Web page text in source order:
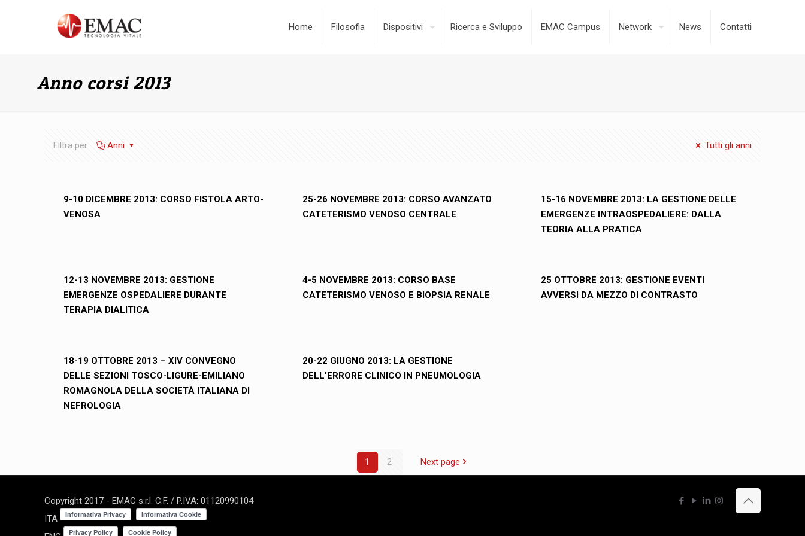
Home Filosofia Dispositivi Ricerca e Sviluppo EMAC Campus Network News Contatti
Anno corsi 2013
Filtra per Anni Tutti gli anni
9-10 DICEMBRE 2013: CORSO FISTOLA ARTO-
VENOSA
25-26 NOVEMBRE 2013: CORSO AVANZATO
CATETERISMO VENOSO CENTRALE
15-16 NOVEMBRE 2013: LA GESTIONE DELLE
EMERGENZE INTRAOSPEDALIERE: DALLA
TEORIA ALLA PRATICA
12-13 NOVEMBRE 2013: GESTIONE
EMERGENZE OSPEDALIERE DURANTE
TERAPIA DIALITICA
4-5 NOVEMBRE 2013: CORSO BASE
CATETERISMO VENOSO E BIOPSIA RENALE
25 OTTOBRE 2013: GESTIONE EVENTI
AVVERSI DA MEZZO DI CONTRASTO
18-19 OTTOBRE 2013 – XIV CONVEGNO
DELLE SEZIONI TOSCO-LIGURE-EMILIANO
ROMAGNOLA DELLA SOCIETÀ ITALIANA DI
NEFROLOGIA
20-22 GIUGNO 2013: LA GESTIONE
DELL’ERRORE CLINICO IN PNEUMOLOGIA
1 2 Next page
Copyright 2017 - EMAC s.r.l. C.F. / P.IVA: 01120990104
ITA